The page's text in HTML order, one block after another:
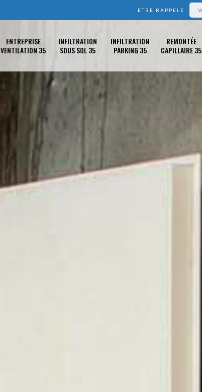
ÊTRE RAPPELÉ
ENTREPRISE
VENTILATION 35
INFILTRATION
SOUS SOL 35
INFILTRATION
PARKING 35
REMONTÉE
CAPILLAIRE 35